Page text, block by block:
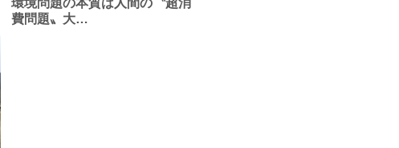
環境問題の本質は人間の〝超消
費問題〟大…